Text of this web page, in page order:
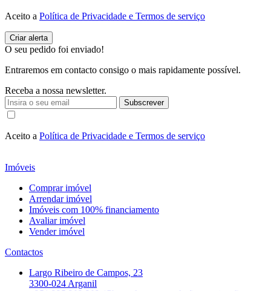
Aceito a Política de Privacidade e Termos de serviço
O seu pedido foi enviado!
Entraremos em contacto consigo o mais rapidamente possível.
Receba a nossa newsletter.
Subscrever
Aceito a Política de Privacidade e Termos de serviço
Imóveis
Comprar imóvel
Arrendar imóvel
Imóveis com 100% financiamento
Avaliar imóvel
Vender imóvel
Contactos
Largo Ribeiro de Campos, 23
3300-024 Arganil